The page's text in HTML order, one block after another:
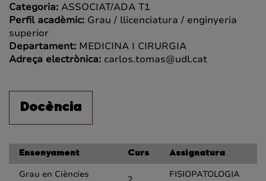
Categoria: ASSOCIAT/ADA T1
Perfil acadèmic: Grau / llicenciatura / enginyeria
superior
Departament: MEDICINA I CIRURGIA
Adreça electrònica: carlos.tomas@udl.cat
Docència
Ensenyament Curs Assignatura
Grau en Ciències
FISIOPATOLOGIA